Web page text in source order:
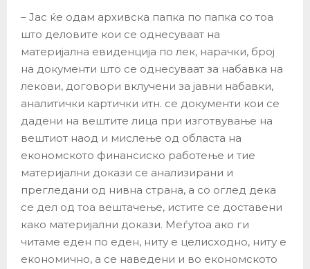
– Јас ќе одам архивска папка по папка со тоа
што деловите кои се однесуваат на
материјална евиденција по лек, нарачки, број
на документи што се однесуваат за набавка на
лекови, договори вклучени за јавни набавки,
аналитички картички итн. се документи кои се
дадени на вештите лица при изготвување на
вештиот наод и мислење од областа на
економското финансиско работење и тие
материјални докази се анализирани и
прегледани од нивна страна, а со оглед дека
се дел од тоа вештачење, истите се доставени
како материјални докази. Меѓутоа ако ги
читаме еден по еден, ниту е целисходно, ниту е
економично, а се наведени и во економското